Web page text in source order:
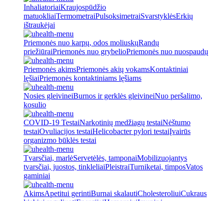
InhaliatoriaiKraujospūdžio
matuokliaiTermometraiPulsoksimetraiSvarstyklėsErkių
ištraukėjai
Priemonės nuo karpų, odos moliuskųRandų
priežiūraiPriemonės nuo grybelioPriemonės nuo nuospaudų
Priemonės akimsPriemonės akių vokamsKontaktiniai
lęšiaiPriemonės kontaktiniams lęšiams
Nosies gleivineiBurnos ir gerklės gleivineiNuo peršalimo,
kosulio
COVID-19 TestaiNarkotinių medžiagų testaiNėštumo
testaiOvuliacijos testaiHelicobacter pylori testaiĮvairūs
organizmo būklės testai
Tvarsčiai, marlėServetėlės, tamponaiMobilizuojantys
tvarsčiai, juostos, tinkleliaiPleistraiTurniketai, timposVatos
gaminiai
AkimsApetitui gerintiBurnai skalautiCholesteroliuiCukraus